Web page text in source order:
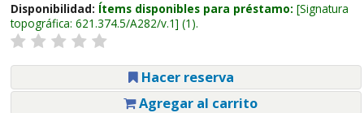
Disponibilidad: Ítems disponibles para préstamo: Signatura
topográfica: 621.374.5/A282/v.1 (1).
Hacer reserva
Agregar al carrito